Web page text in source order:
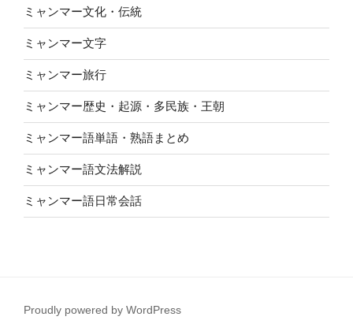
ミャンマー文化・伝統
ミャンマー文字
ミャンマー旅行
ミャンマー歴史・起源・多民族・王朝
ミャンマー語単語・熟語まとめ
ミャンマー語文法解説
ミャンマー語日常会話
Proudly powered by WordPress